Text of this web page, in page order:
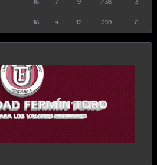
16 7 9 .438 3
16 4 12 .259 6